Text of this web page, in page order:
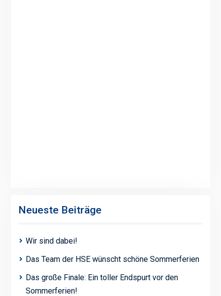
Neueste Beiträge
Wir sind dabei!
Das Team der HSE wünscht schöne Sommerferien
Das große Finale: Ein toller Endspurt vor den
Sommerferien!